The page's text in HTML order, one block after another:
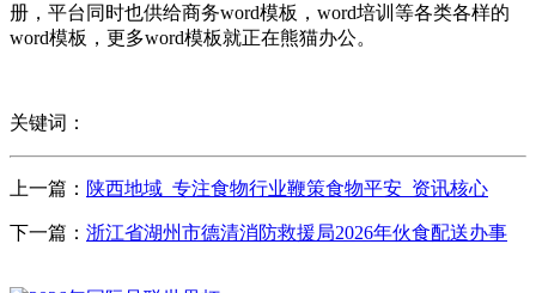
册，平台同时也供给商务word模板，word培训等各类各样的
word模板，更多word模板就正在熊猫办公。
关键词：
上一篇： 陕西地域_专注食物行业鞭策食物平安_资讯核心
下一篇： 浙江省湖州市德清消防救援局2026年伙食配送办事